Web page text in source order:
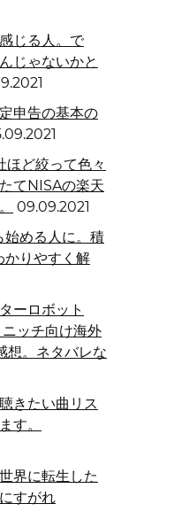
じる人。で
じゃないかと
申告の基本の
ほど絞って色々
てNISAの楽天
09.09.2021
める人に。積
かりやすく解
ーロボット
ッチ向け海外
想。ネタバレな
きたい曲リス
す。
界に転生した
すがれ